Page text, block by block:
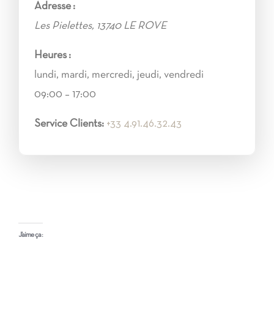
Adresse :
Les Pielettes, 13740 LE ROVE
Heures :
lundi, mardi, mercredi, jeudi, vendredi
09:00 – 17:00
Service Clients: +33 4.91.46.32.43
J’aime ça :